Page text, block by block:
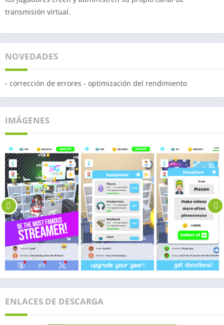
transmisión virtual.
NOVEDADES
- corrección de errores - optimización del rendimiento
IMÁGENES
ENLACES DE DESCARGA